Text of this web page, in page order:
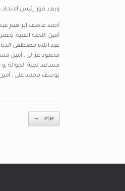
وبعد فوز رئيس
أحمد عاطف ابراهيم
أمين اللجنة الفنية،
عبد اللاه مصطفى
محمود غزالى ـ أمين
مساعد لجنة الجوالة
يوسف محمد على ـ أمين
Post navigation
عزاء →